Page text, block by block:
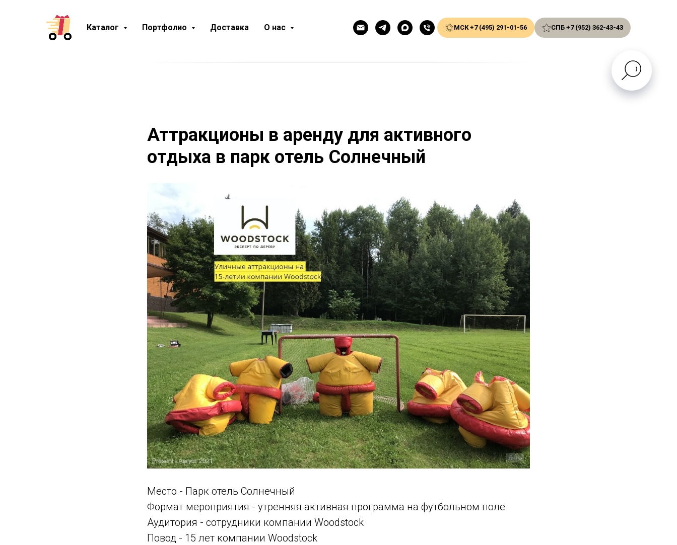
Каталог Портфолио Доставка О нас МСК +7 (495) 291-01-56 СПБ +7 (952) 362-43-43
Аттракционы в аренду для активного
отдыха в парк отель Солнечный
Место - Парк отель Солнечный
Формат мероприятия - утренняя активная программа на футбольном поле
Аудитория - сотрудники компании Woodstock
Повод - 15 лет компании Woodstock